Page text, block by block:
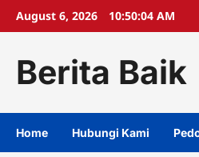
SkipAugust 6, 2026 10:50:04 AM
Berita Baik
Home Hubungi Kami